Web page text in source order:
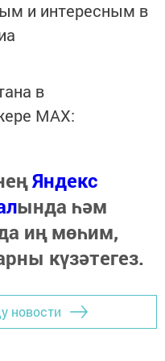
и интересным в
в
MАХ:
Яндекс
ында һәм
иң мөһим,
күзәтегез.
новости